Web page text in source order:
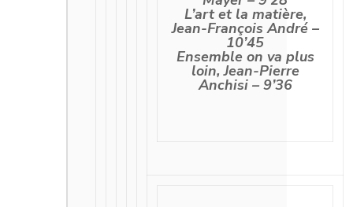
L’art et la matière,
Jean-François André –
10’45
Ensemble on va plus
loin, Jean-Pierre
Anchisi – 9’36